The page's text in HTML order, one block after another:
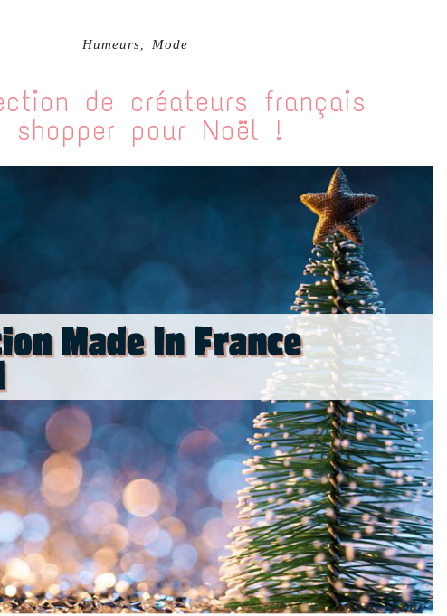
Humeurs Mode
de créateurs français
shopper pour Noël !